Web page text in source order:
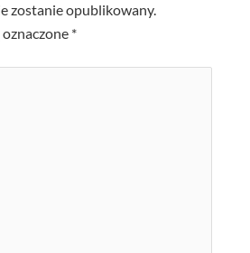
zostanie opublikowany.
*